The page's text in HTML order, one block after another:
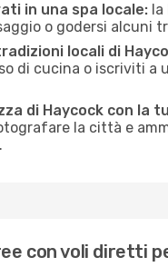
in una spa locale: la
o godersi alcuni
locali di
di cucina o iscriviti
di Haycock con la
la città e
con voli diretti